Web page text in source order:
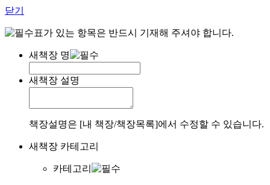
닫기
표가 있는 항목은 반드시 기재해 주셔야 합니다.
새책장 명
새책장 설명
책장설명은 [내 책장/책장목록]에서 수정할 수 있습니다.
새책장 카테고리
카테고리